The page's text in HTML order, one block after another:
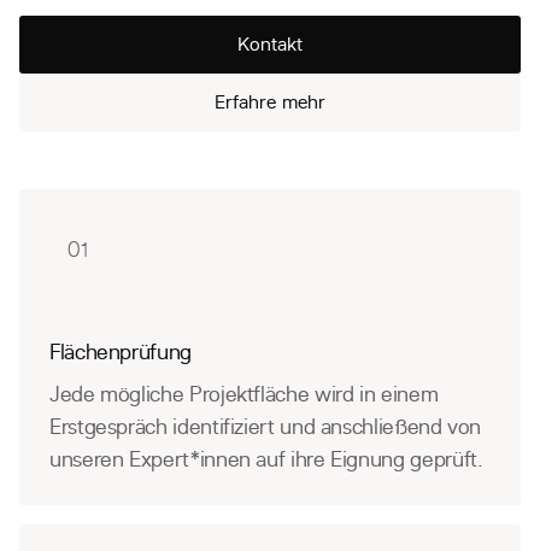
Erfahre mehr
Kontakt
01
Flächenprüfung
Jede mögliche Projektfläche wird in einem
Erstgespräch identifiziert und anschließend von
unseren Expert*innen auf ihre Eignung geprüft.